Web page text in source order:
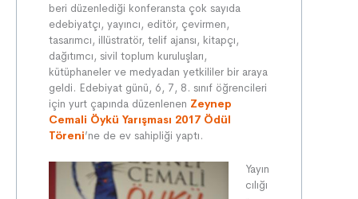
beri düzenlediği konferansta çok sayıda
edebiyatçı, yayıncı, editör, çevirmen,
tasarımcı, illüstratör, telif ajansı, kitapçı,
dağıtımcı, sivil toplum kuruluşları,
kütüphaneler ve medyadan yetkililer bir araya
geldi. Edebiyat günü, 6, 7, 8. sınıf öğrencileri
için yurt çapında düzenlenen Zeynep
Cemali Öykü Yarışması 2017 Ödül
Töreni’ne de ev sahipliği yaptı.
Yayın
cılığı